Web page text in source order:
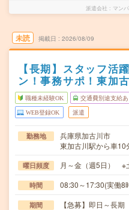
派遣会社 マン
未読 掲載日 2026/08/09
【長期】スタッフ活
ン！事務サポ！東加
職種未経験OK 交通費別途支給あ
WEB登録OK 派遣
勤務地
兵庫県加古川市
東加古川駅から車10
曜日頻度 月～金（週5日） ※
時間 08:30～17:30(実働
期間 【急募】即日～長